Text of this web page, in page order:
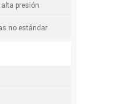
presión
no estándar